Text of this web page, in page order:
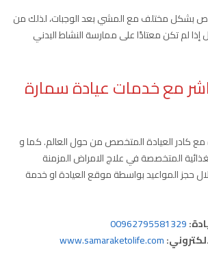
بشكل مختلف مع المشي بعد الوجبات، لذلك من
إذا لم تكن معتادًا على ممارسة النشاط البدني
مع خدمات عيادة سمارة
كادر العيادة المتخصص من حول العالم. كما و
المتخصصة في علاج الامراض المزمنة
حجز المواعيد بواسطة موقع العيادة او خدمة
00962795581329
www.samaraketolife.com